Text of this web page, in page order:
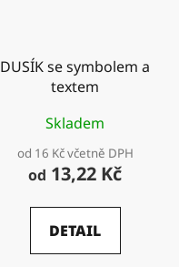
DUSÍK se symbolem a
textem
Skladem
od 16 Kč včetně DPH
od 13,22 Kč
DETAIL